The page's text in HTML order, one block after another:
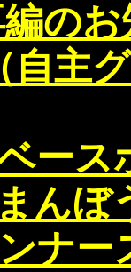
のお
自主
ース
んぼ
ナー